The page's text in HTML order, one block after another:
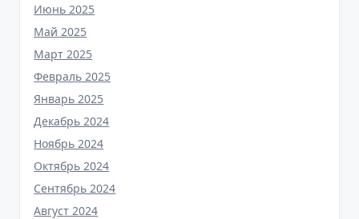
Июнь 2025
Май 2025
Март 2025
Февраль 2025
Январь 2025
Декабрь 2024
Ноябрь 2024
Октябрь 2024
Сентябрь 2024
Август 2024